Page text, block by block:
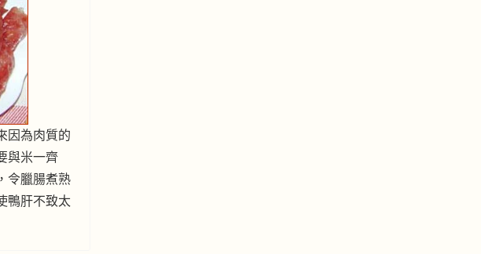
因為肉質的
與米一齊
令臘腸煮熟
鴨肝不致太